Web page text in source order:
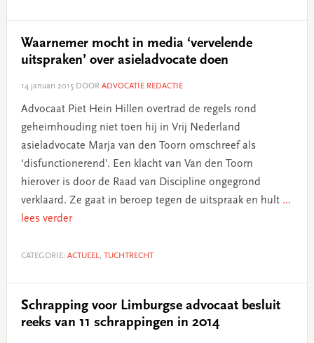
Waarnemer mocht in media ‘vervelende
uitspraken’ over asieladvocate doen
14 januari 2015DOOR ADVOCATIE REDACTIE
Advocaat Piet Hein Hillen overtrad de regels rond
geheimhouding niet toen hij in Vrij Nederland
asieladvocate Marja van den Toorn omschreef als
‘disfunctionerend’. Een klacht van Van den Toorn
hierover is door de Raad van Discipline ongegrond
verklaard. Ze gaat in beroep tegen de uitspraak en hult ...
lees verder
CATEGORIE: ACTUEEL, TUCHTRECHT
Schrapping voor Limburgse advocaat besluit
reeks van 11 schrappingen in 2014